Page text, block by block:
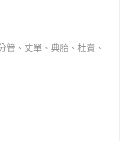
管、丈單、典胎、杜賣、